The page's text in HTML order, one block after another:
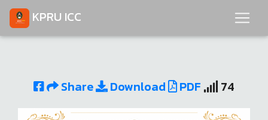
KPRU ICC
Share Download PDF 74